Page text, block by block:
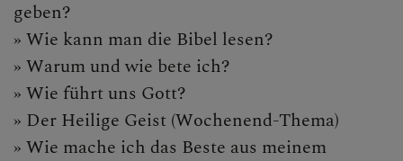
geben?
» Wie kann man die Bibel lesen?
» Warum und wie bete ich?
» Wie führt uns Gott?
» Der Heilige Geist (Wochenend-Thema)
» Wie mache ich das Beste aus meinem